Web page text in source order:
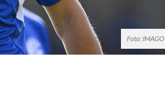
Foto: IMAGO